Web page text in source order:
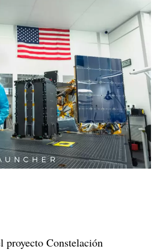
proyecto Constelación